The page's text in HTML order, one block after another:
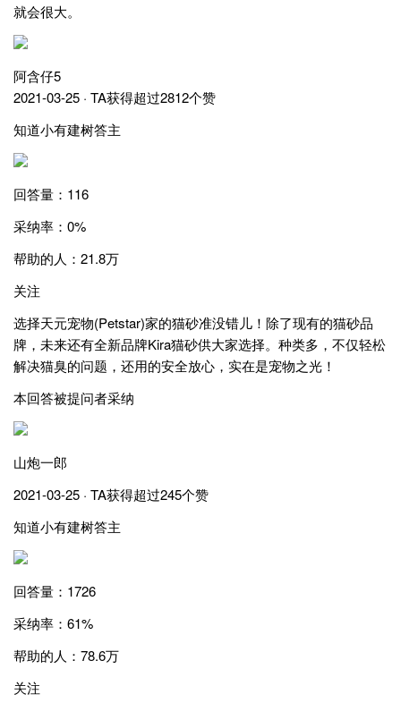
就会很大。
阿含仔5
2021-03-25 · TA获得超过2812个赞
知道小有建树答主
回答量：116
采纳率：0%
帮助的人：21.8万
关注
选择天元宠物(Petstar)家的猫砂准没错儿！除了现有的猫砂品
牌，未来还有全新品牌Kira猫砂供大家选择。种类多，不仅轻松
解决猫臭的问题，还用的安全放心，实在是宠物之光！
本回答被提问者采纳
山炮一郎
2021-03-25 · TA获得超过245个赞
知道小有建树答主
回答量：1726
采纳率：61%
帮助的人：78.6万
关注